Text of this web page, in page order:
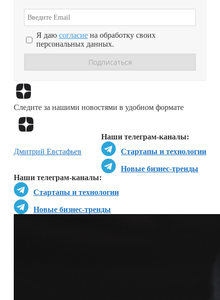
Я даю согласие на обработку своих
персональных данных.
Следите за нашими новостями в удобном формате
Наши телеграм-каналы:
Стартапы и технологии
Новые бизнес-тренды
Наши телеграм-каналы:
Стартапы и технологии
Новые бизнес-тренды
Дмитрий Евстафьев